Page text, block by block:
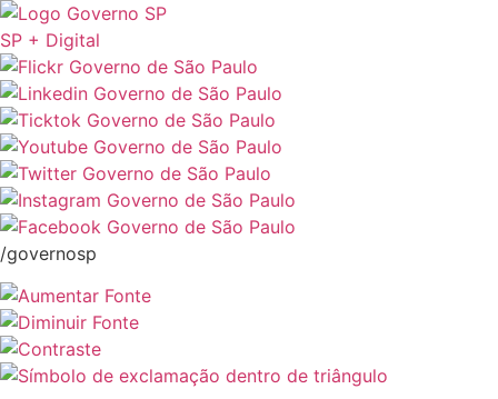
SP + Digital
/governosp